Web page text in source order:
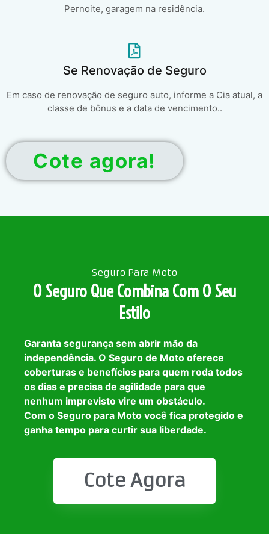
Pernoite, garagem na residência.
Se Renovação de Seguro
Em caso de renovação de seguro auto, informe a Cia atual, a
classe de bônus e a data de vencimento..
Cote agora!
Seguro Para Moto
O Seguro Que Combina Com O Seu
Estilo
Garanta segurança sem abrir mão da
independência. O Seguro de Moto oferece
coberturas e benefícios para quem roda todos
os dias e precisa de agilidade para que
nenhum imprevisto vire um obstáculo.
Com o Seguro para Moto você fica protegido e
ganha tempo para curtir sua liberdade.
Cote Agora